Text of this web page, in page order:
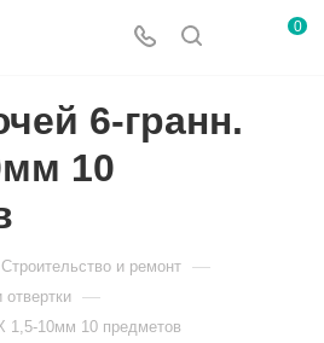
0
6-гранн.
10
Строительство и ремонт —
—
1,5-10мм 10 предметов